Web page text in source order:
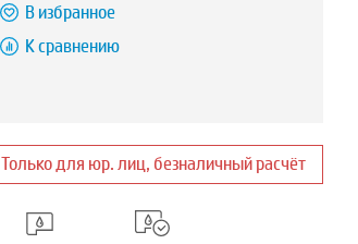
В избранное
К сравнению
Только для юр. лиц, безналичный расчёт